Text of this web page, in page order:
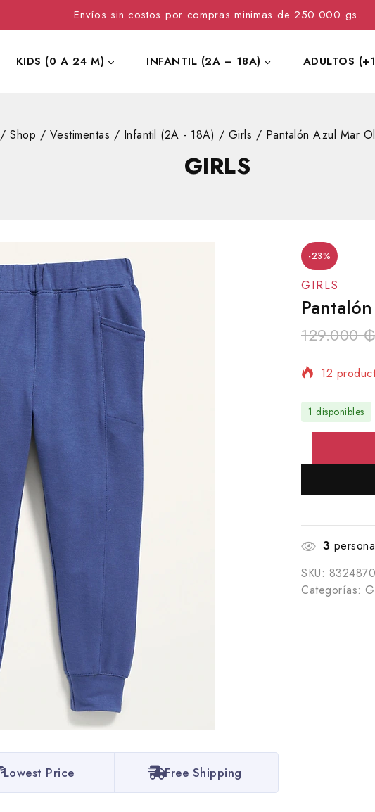
Envíos sin costos por compras minimas de 250.000 gs.
KIDS (0 A 24 M) INFANTIL (2A – 18A) ADULTOS
/ Shop / Vestimentas / Infantil (2A - 18A) / Girls / Pantalón Azul Mar
GIRLS
Lowest Price Free Shipping
-23%
GIRLS
129.000
12
¡Se
1 disponibles
3
SKU:
Categorías: